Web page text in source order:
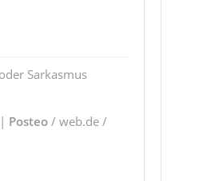
Sarkasmus
Posteo/ web.de /